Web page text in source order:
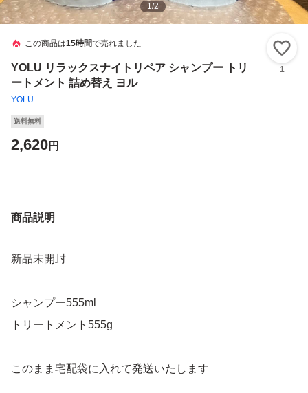
1/2
この商品は15時間で売れました
YOLU リラックスナイトリペア シャンプー トリ
ートメント 詰め替え ヨル
YOLU
1
送料無料
2,620円
商品説明
新品未開封
シャンプー555ml
トリートメント555g
このまま宅配袋に入れて発送いたします